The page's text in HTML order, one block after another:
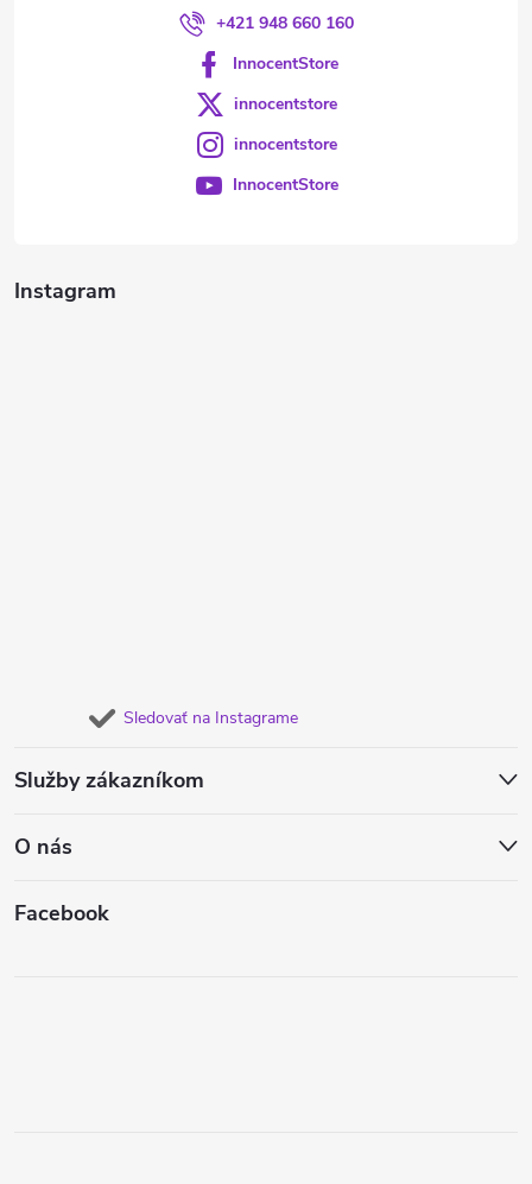
Instagram
Sledovať na Instagrame
Služby zákazníkom
O nás
Facebook
+421 948 660 160
InnocentStore
innocentstore
innocentstore
InnocentStore